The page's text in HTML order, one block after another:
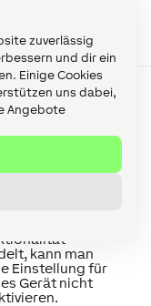
zuverlässig
und dir ein
Einige Cookies
uns dabei,
Angebote
über den
oder
den Cloud
wenn
nicht mehr
sich um ein
kann man
Einstellung für
Gerät nicht